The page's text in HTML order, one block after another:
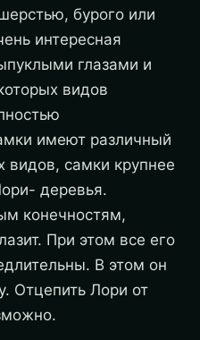
бурого или
интересная
глазами и
видов
имеют различный
видов, самки крупнее
деревья.
конечностям,
При этом все его
В этом он
Отцепить Лори от